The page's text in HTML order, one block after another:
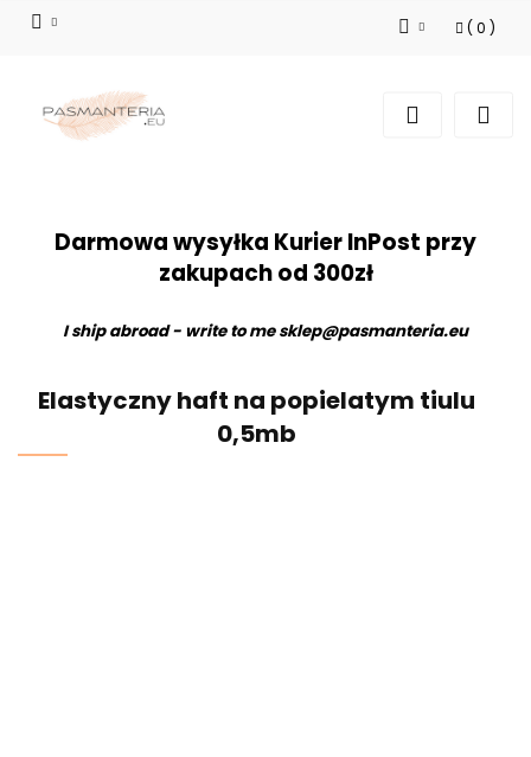
( 0 )
Darmowa wysyłka Kurier InPost przy
zakupach od 300zł
I ship abroad - write to mesklep@pasmanteria.eu
Elastyczny haft na popielatym tiulu
0,5mb